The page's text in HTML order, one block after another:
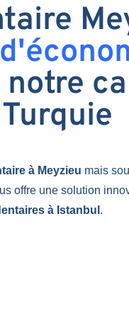
à Meyzieu mais
offre une solution
à Istanbul .